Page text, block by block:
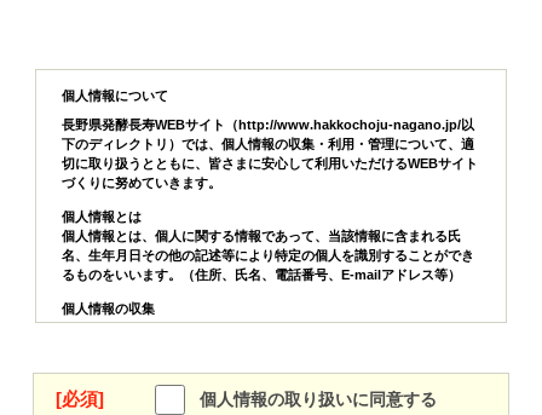
個人情報について
長野県発酵長寿WEBサイト（http://www.hakkochoju-nagano.jp/以
下のディレクトリ）では、個人情報の収集・利用・管理について、適
切に取り扱うとともに、皆さまに安心して利用いただけるWEBサイト
づくりに努めていきます。
個人情報とは
個人情報とは、個人に関する情報であって、当該情報に含まれる氏
名、生年月日その他の記述等により特定の個人を識別することができ
るものをいいます。（住所、氏名、電話番号、E-mailアドレス等）
個人情報の収集
個人情報の利用・提供
[必須] 個人情報の取り扱いに同意する